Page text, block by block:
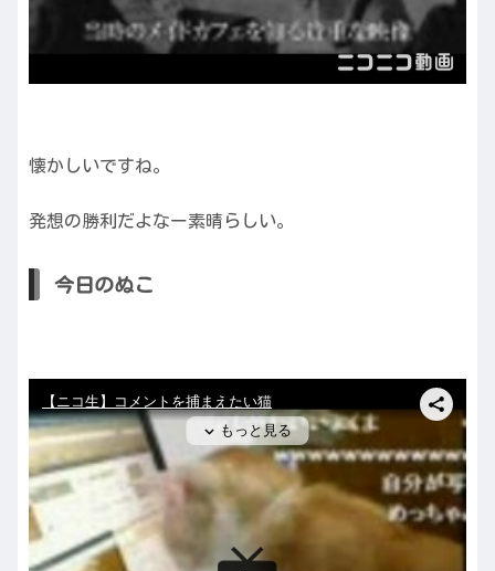
懐かしいですね。
発想の勝利だよなー素晴らしい。
今日のぬこ